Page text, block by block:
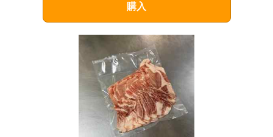
購入